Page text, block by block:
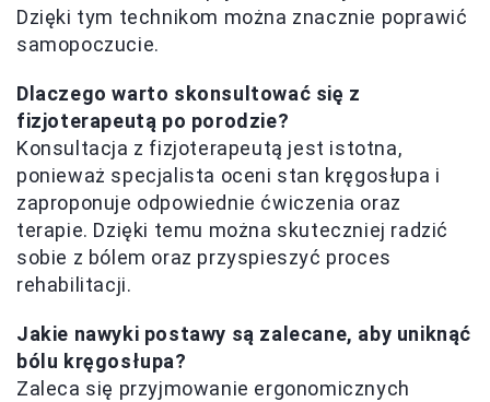
Dzięki tym technikom można znacznie poprawić
samopoczucie.
Dlaczego warto skonsultować się z
fizjoterapeutą po porodzie?
Konsultacja z fizjoterapeutą jest istotna,
ponieważ specjalista oceni stan kręgosłupa i
zaproponuje odpowiednie ćwiczenia oraz
terapie. Dzięki temu można skuteczniej radzić
sobie z bólem oraz przyspieszyć proces
rehabilitacji.
Jakie nawyki postawy są zalecane, aby uniknąć
bólu kręgosłupa?
Zaleca się przyjmowanie ergonomicznych